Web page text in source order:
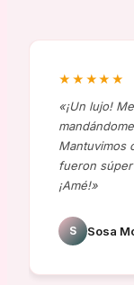
★★★★★
«¡Un lujo!
Mantuvimos
fueron
¡Amé!»
S Sosa